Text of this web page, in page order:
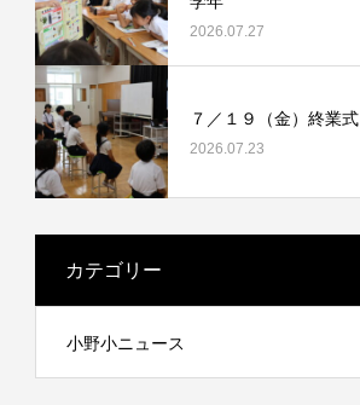
2026.07.27
７／１９（金）終業式
2026.07.23
カテゴリー
小野小ニュース